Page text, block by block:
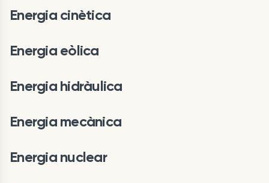
Energia cinètica
Energia eòlica
Energia hidràulica
Energia mecànica
Energia nuclear